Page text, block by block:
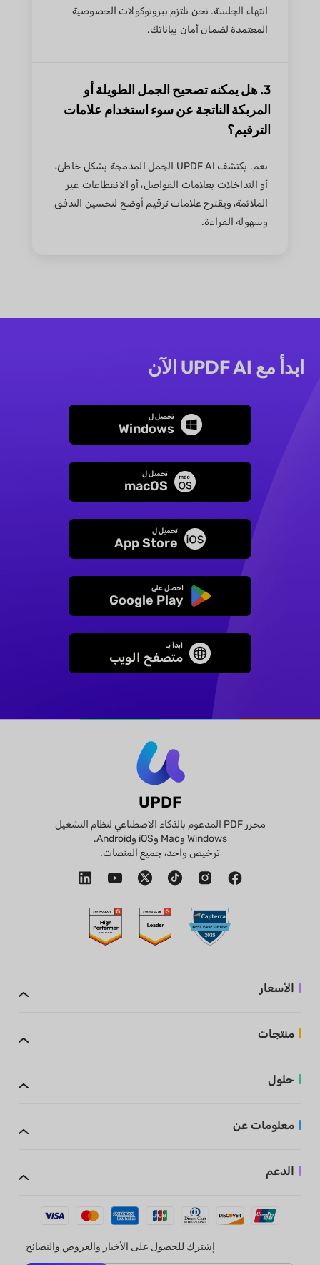
انتهاء الجلسة. نحن نلتزم ببروتوكولات الخصوصية
المعتمدة لضمان أمان بياناتك.
3. هل يمكنه تصحيح الجمل الطويلة أو
المربكة الناتجة عن سوء استخدام علامات
الترقيم؟
نعم. يكتشف UPDF AI الجمل المدمجة بشكل خاطئ،
أو التداخلات بعلامات الفواصل، أو الانقطاعات غير
الملائمة، ويقترح علامات ترقيم أوضح لتحسين التدفق
وسهولة القراءة.
ابدأ مع UPDF AI الآن
تحميل ل
Windows
تحميل ل
macOS
تحميل ل
App Store
احصل على
Google Play
ابدأ بـ
متصفح الويب
UPDF
محرر PDF المدعوم بالذكاء الاصطناعي لنظام التشغيل
Windows وMac وiOS وAndroid.
ترخيص واحد، جميع المنصات.
الأسعار
منتجات
حلول
معلومات عن
الدعم
إشترك للحصول على الأخبار والعروض والنصائح